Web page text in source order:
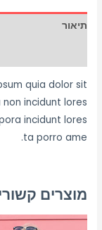
תיאור
quia dolor sit
incidunt lores
incidunt lores
ta porro ame.
מוצרים